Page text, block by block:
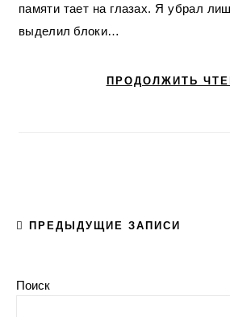
памяти тает на глазах. Я убрал
выделил блоки…
ПРОДОЛЖИТЬ
ПРЕДЫДУЩИЕ ЗАПИСИ
Поиск